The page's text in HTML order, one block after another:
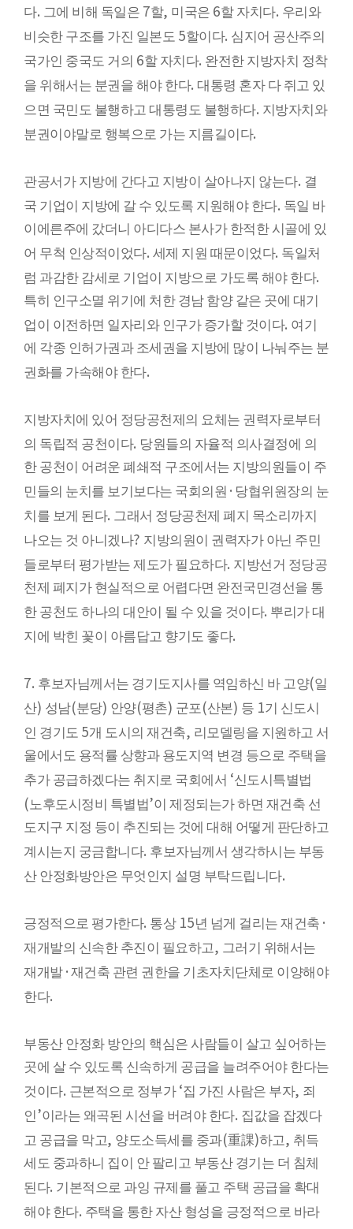
다. 그에 비해 독일은 7할, 미국은 6할 자치다. 우리와
비슷한 구조를 가진 일본도 5할이다. 심지어 공산주의
국가인 중국도 거의 6할 자치다. 완전한 지방자치 정착
을 위해서는 분권을 해야 한다. 대통령 혼자 다 쥐고 있
으면 국민도 불행하고 대통령도 불행하다. 지방자치와
분권이야말로 행복으로 가는 지름길이다.
관공서가 지방에 간다고 지방이 살아나지 않는다. 결
국 기업이 지방에 갈 수 있도록 지원해야 한다. 독일 바
이에른주에 갔더니 아디다스 본사가 한적한 시골에 있
어 무척 인상적이었다. 세제 지원 때문이었다. 독일처
럼 과감한 감세로 기업이 지방으로 가도록 해야 한다.
특히 인구소멸 위기에 처한 경남 함양 같은 곳에 대기
업이 이전하면 일자리와 인구가 증가할 것이다. 여기
에 각종 인허가권과 조세권을 지방에 많이 나눠주는 분
권화를 가속해야 한다.
지방자치에 있어 정당공천제의 요체는 권력자로부터
의 독립적 공천이다. 당원들의 자율적 의사결정에 의
한 공천이 어려운 폐쇄적 구조에서는 지방의원들이 주
민들의 눈치를 보기보다는 국회의원 · 당협위원장의 눈
치를 보게 된다. 그래서 정당공천제 폐지 목소리까지
나오는 것 아니겠나? 지방의원이 권력자가 아닌 주민
들로부터 평가받는 제도가 필요하다. 지방선거 정당공
천제 폐지가 현실적으로 어렵다면 완전국민경선을 통
한 공천도 하나의 대안이 될 수 있을 것이다. 뿌리가 대
지에 박힌 꽃이 아름답고 향기도 좋다.
7. 후보자님께서는 경기도지사를 역임하신 바 고양(일
산) 성남(분당) 안양(평촌) 군포(산본) 등 1기 신도시
인 경기도 5개 도시의 재건축, 리모델링을 지원하고 서
울에서도 용적률 상향과 용도지역 변경 등으로 주택을
추가 공급하겠다는 취지로 국회에서 ‘신도시특별법
(노후도시정비 특별법’이 제정되는가 하면 재건축 선
도지구 지정 등이 추진되는 것에 대해 어떻게 판단하고
계시는지 궁금합니다. 후보자님께서 생각하시는 부동
산 안정화방안은 무엇인지 설명 부탁드립니다.
긍정적으로 평가한다. 통상 15년 넘게 걸리는 재건축 ·
재개발의 신속한 추진이 필요하고, 그러기 위해서는
재개발· 재건축 관련 권한을 기초자치단체로 이양해야
한다.
부동산 안정화 방안의 핵심은 사람들이 살고 싶어하는
곳에 살 수 있도록 신속하게 공급을 늘려주어야 한다는
것이다. 근본적으로 정부가 ‘집 가진 사람은 부자, 죄
인’이라는 왜곡된 시선을 버려야 한다. 집값을 잡겠다
고 공급을 막고, 양도소득세를 중과(重課)하고, 취득
세도 중과하니 집이 안 팔리고 부동산 경기는 더 침체
된다. 기본적으로 과잉 규제를 풀고 주택 공급을 확대
해야 한다. 주택을 통한 자산 형성을 긍정적으로 바라